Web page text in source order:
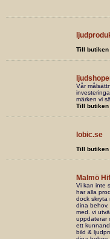
Till butiken
Vår
märken vi
Till butiken
lobic.se
Till butiken
Malmö
Vi kan inte
har alla
dock skryta
dina
med. vi
uppdaterar
ett
bild &